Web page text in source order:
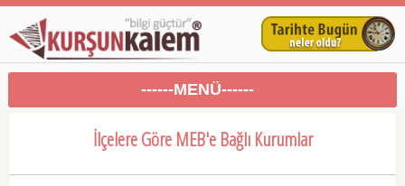
------MENÜ------
İlçelere Göre MEB'e Bağlı Kurumlar